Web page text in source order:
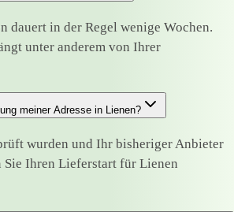
dauert in der Regel wenige Wochen.
unter anderem von Ihrer
meiner Adresse in Lienen?
wurden und Ihr bisheriger Anbieter
Sie Ihren Lieferstart für Lienen